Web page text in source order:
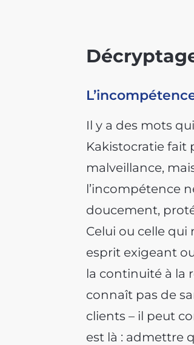
Il y a des mots
Kakistocratie fait
malveillance,
l’incompétence
doucement,
Celui ou celle qui
esprit exigeant
la continuité à la
connaît pas de
clients – il peut
est là : admettre